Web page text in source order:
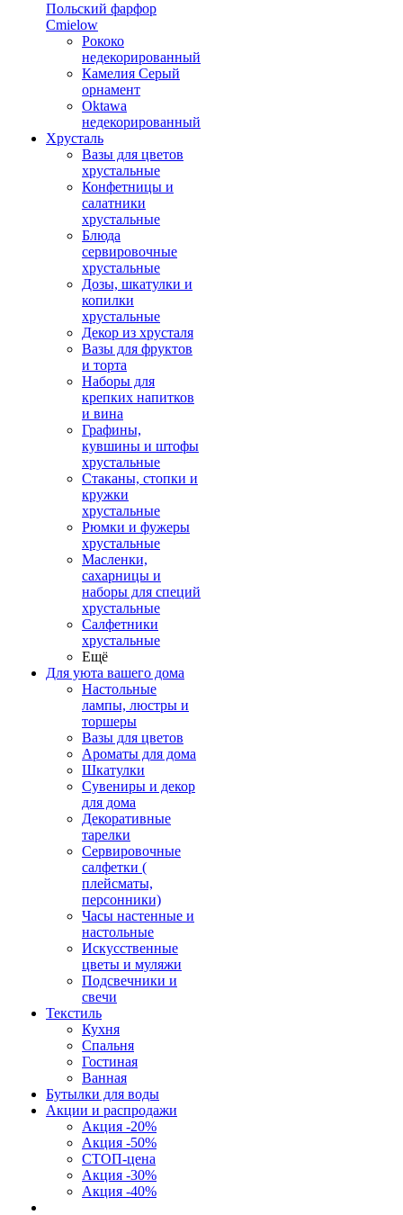
Польский фарфор
Сmielow
Рококо
недекорированный
Камелия Серый
орнамент
Oktawa
недекорированный
Хрусталь
Вазы для цветов
хрустальные
Конфетницы и
салатники
хрустальные
Блюда
сервировочные
хрустальные
Дозы, шкатулки и
копилки
хрустальные
Декор из хрусталя
Вазы для фруктов
и торта
Наборы для
крепких напитков
и вина
Графины,
кувшины и штофы
хрустальные
Стаканы, стопки и
кружки
хрустальные
Рюмки и фужеры
хрустальные
Масленки,
сахарницы и
наборы для специй
хрустальные
Салфетники
хрустальные
Ещё
Для уюта вашего дома
Настольные
лампы, люстры и
торшеры
Вазы для цветов
Ароматы для дома
Шкатулки
Сувениры и декор
для дома
Декоративные
тарелки
Сервировочные
салфетки (
плейсматы,
персонники)
Часы настенные и
настольные
Искусственные
цветы и муляжи
Подсвечники и
свечи
Текстиль
Кухня
Спальня
Гостиная
Ванная
Бутылки для воды
Акции и распродажи
Акция -20%
Акция -50%
СТОП-цена
Акция -30%
Акция -40%